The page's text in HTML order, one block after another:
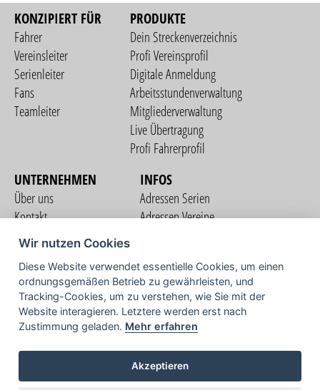
KONZIPIERT FÜR
Fahrer
Vereinsleiter
Serienleiter
Fans
Teamleiter
PRODUKTE
Dein Streckenverzeichnis
Profi Vereinsprofil
Digitale Anmeldung
Arbeitsstundenverwaltung
Mitgliederverwaltung
Live Übertragung
Profi Fahrerprofil
UNTERNEHMEN
Über uns
Kontakt
Nutzungsbedingungen
Datenschutzerklärung
Impressum
INFOS
Adressen Serien
Adressen Vereine
COMMUNITY
TV
Wir nutzen Cookies
Diese Website verwendet essentielle Cookies, um einen
ordnungsgemäßen Betrieb zu gewährleisten, und
Tracking-Cookies, um zu verstehen, wie Sie mit der
Website interagieren. Letztere werden erst nach
Zustimmung geladen. Mehr erfahren
Akzeptieren